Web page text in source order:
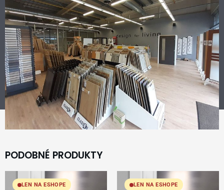
PODOBNÉ PRODUKTY
LEN NA ESHOPE LEN NA ESHOPE